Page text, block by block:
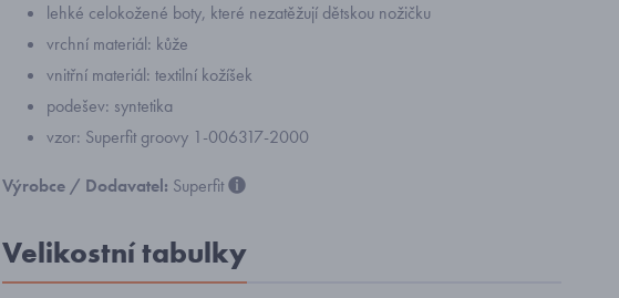
lehké celokožené boty, které nezatěžují dětskou nožičku
vrchní materiál: kůže
vnitřní materiál: textilní kožíšek
podešev: syntetika
vzor: Superfit groovy 1-006317-2000
Výrobce / Dodavatel: Superfit
Velikostní tabulky